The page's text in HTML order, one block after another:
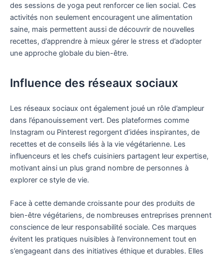
des sessions de yoga peut renforcer ce lien social. Ces
activités non seulement encouragent une alimentation
saine, mais permettent aussi de découvrir de nouvelles
recettes, d’apprendre à mieux gérer le stress et d’adopter
une approche globale du bien-être.
Influence des réseaux sociaux
Les réseaux sociaux ont également joué un rôle d’ampleur
dans l’épanouissement vert. Des plateformes comme
Instagram ou Pinterest regorgent d’idées inspirantes, de
recettes et de conseils liés à la vie végétarienne. Les
influenceurs et les chefs cuisiniers partagent leur expertise,
motivant ainsi un plus grand nombre de personnes à
explorer ce style de vie.
Face à cette demande croissante pour des produits de
bien-être végétariens, de nombreuses entreprises prennent
conscience de leur responsabilité sociale. Ces marques
évitent les pratiques nuisibles à l’environnement tout en
s’engageant dans des initiatives éthique et durables. Elles